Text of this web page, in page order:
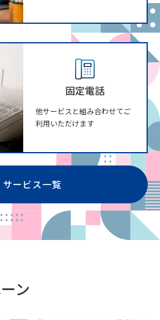
固定電話
他サービスと組み合わせてご
利用いただけます
サービス一覧
ン